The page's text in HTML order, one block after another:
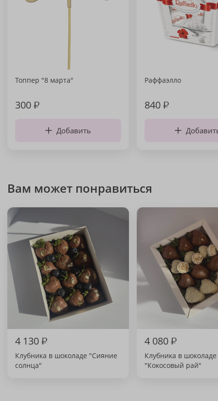
Топпер "8 марта"
300₽
Добавить
Раффаэлло
840₽
Вам может понравиться
4 130₽
Клубника в шоколаде "Сияние
солнца"
4 080₽
Клубника в шоколаде
"Кокосовый рай"